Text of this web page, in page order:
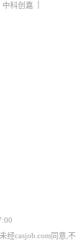
中科创嘉
经casjob.com同意,不